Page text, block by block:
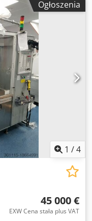
0,5% Zakres
/ średnica: Ø 10-50
System
krokowym Moduł
stanowisk: 22
Agregat
– 3,5 kW (10°C –
– min. 3°C
Wymiary
400 kg Części
spośród dwóch
Pełna
z pracy maszyny
Ogłoszenia
1 /4
45 000 €
EXW Cena stała plus VAT